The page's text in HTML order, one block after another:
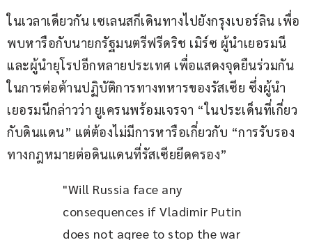
ในเวลาเดียวกัน เซเลนสกีเดินทางไปยังกรุงเบอร์ลิน เพื่อ
พบหารือกับนายกรัฐมนตรีฟรีดริช เมิร์ซ ผู้นำเยอรมนี
และผู้นำยุโรปอีกหลายประเทศ เพื่อแสดงจุดยืนร่วมกัน
ในการต่อต้านปฏิบัติการทางทหารของรัสเซีย ซึ่งผู้นำ
เยอรมนีกล่าวว่า ยูเครนพร้อมเจรจา “ในประเด็นที่เกี่ยว
กับดินแดน” แต่ต้องไม่มีการหารือเกี่ยวกับ “การรับรอง
ทางกฎหมายต่อดินแดนที่รัสเซียยึดครอง”
"Will Russia face any
consequences if Vladimir Putin
does not agree to stop the war